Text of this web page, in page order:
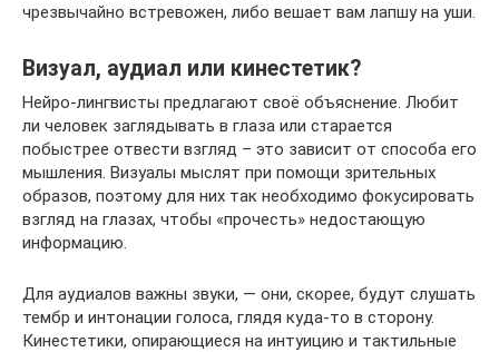
чрезвычайно встревожен, либо вешает вам лапшу на уши.
Визуал, аудиал или кинестетик?
Нейро-лингвисты предлагают своё объяснение. Любит
ли человек заглядывать в глаза или старается
побыстрее отвести взгляд – это зависит от способа его
мышления. Визуалы мыслят при помощи зрительных
образов, поэтому для них так необходимо фокусировать
взгляд на глазах, чтобы «прочесть» недостающую
информацию.
Для аудиалов важны звуки, — они, скорее, будут слушать
тембр и интонации голоса, глядя куда-то в сторону.
Кинестетики, опирающиеся на интуицию и тактильные